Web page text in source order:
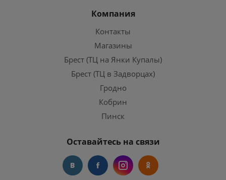
Компания
Контакты
Магазины
Брест (ТЦ на Янки Купалы)
Брест (ТЦ в Задворцах)
Гродно
Кобрин
Пинск
Оставайтесь на связи